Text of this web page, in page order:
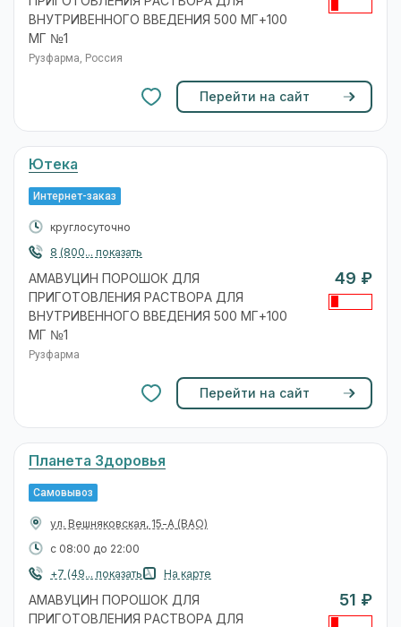
ВНУТРИВЕННОГО ВВЕДЕНИЯ 500 МГ+100
МГ №1
Рузфарма, Россия
Перейти на сайт
Ютека
Интернет-заказ
круглосуточно
8 (800... показать
АМАВУЦИН ПОРОШОК ДЛЯ
ПРИГОТОВЛЕНИЯ РАСТВОРА ДЛЯ
ВНУТРИВЕННОГО ВВЕДЕНИЯ 500 МГ+100
МГ №1
Рузфарма
49 ₽
Перейти на сайт
Планета Здоровья
Самовывоз
ул. Вешняковская, 15-А (ВАО)
с 08:00 до 22:00
+7 (49... показать
На карте
АМАВУЦИН ПОРОШОК ДЛЯ
ПРИГОТОВЛЕНИЯ РАСТВОРА ДЛЯ
51 ₽